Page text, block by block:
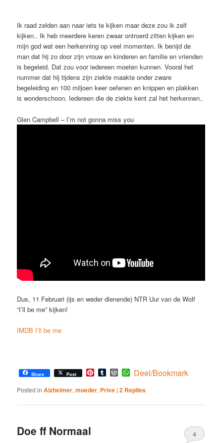
Ik raad zelden aan naar iets te kijken maar deze zou ik zelf
kijken.. Ik heb meerdere keren zwaar ontroerd zitten kijken en
mijn god wat een herkenning op veel momenten. Ik benijd de
man dat hij zo door zijn vrouw en kinderen en familie en vrienden
is begeleid. Dat zou voor iedereen moeten kunnen. Vooral het
nummer dat hij tijdens zijn ziekte maakte onder zware
begeleiding en 100 miljoen keer oefenen en knippen en plakken
is wonderschoon. Iedereen die de ziekte kent zal het herkennen..
Glen Campbell – I’m not gonna miss you
Dus, 11 Februari (ijs en weder dienende) NTR Uur van de Wolf
“I’ll be me” kijken!
IMDB I’ll be me
Share Post Pinterest
TumblrWordPress
WhatsApp
Deel/Bookmark
Posted in Alzheimer,moeder, Prive |2 Replies
Doe ff Normaal 4